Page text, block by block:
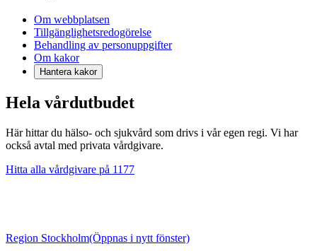
Om webbplatsen
Tillgänglighetsredogörelse
Behandling av personuppgifter
Om kakor
Hantera kakor
Hela vårdutbudet
Här hittar du hälso- och sjukvård som drivs i vår egen regi. Vi har
också avtal med privata vårdgivare.
Hitta alla vårdgivare på 1177
Region Stockholm(Öppnas i nytt fönster)